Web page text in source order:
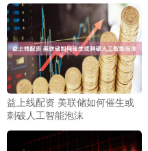
益上线配资 美联储如何催生或
刺破人工智能泡沫